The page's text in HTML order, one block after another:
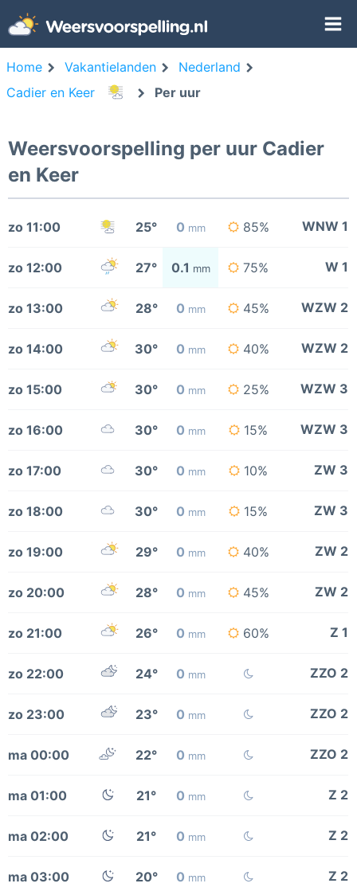
Home Vakantielanden
Nederland
Cadier en Keer
Per uur
Weersvoorspelling per uur Cadier
en Keer
zo 11:00 25° 0 mm 85% WNW 1
zo 12:00 27° 0.1 mm 75% W 1
zo 13:00 28° 0 mm 45% WZW 2
zo 14:00 30° 0 mm 40% WZW 2
zo 15:00 30° 0 mm 25% WZW 3
zo 16:00 30° 0 mm 15% WZW 3
zo 17:00 30° 0 mm 10% ZW 3
zo 18:00 30° 0 mm 15% ZW 3
zo 19:00 29° 0 mm 40% ZW 2
zo 20:00 28° 0 mm 45% ZW 2
zo 21:00 26° 0 mm 60% Z 1
zo 22:00 24° 0 mm ZZO 2
zo 23:00 23° 0 mm ZZO 2
ma 00:00 22° 0 mm ZZO 2
ma 01:00 21° 0 mm Z 2
ma 02:00 21° 0 mm Z 2
ma 03:00 20° 0 mm Z 2